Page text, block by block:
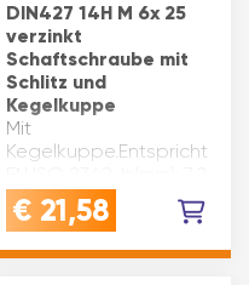
DIN427 14H M 6x 25
verzinkt
Schaftschraube mit
Schlitz und
Kegelkuppe
Mit
Kegelkuppe.Entspricht
d1(mm): 6 DIN: 427
Gewindeform: M ISO:
€ 21,58